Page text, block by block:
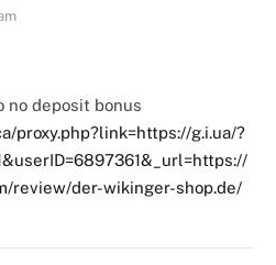
no deposit bonus
proxy.php?link=https://g.i.ua/?
review/der-wikinger-shop.de/